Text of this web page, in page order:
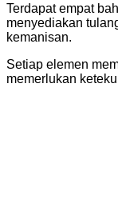
Terdapat empat
menyediakan
kemanisan.
Setiap elemen
memerlukan